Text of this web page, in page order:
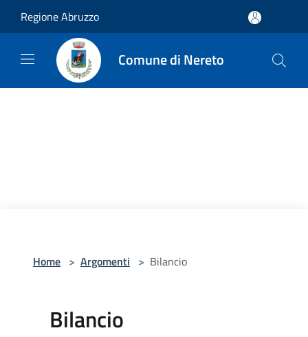
Regione Abruzzo
Comune di Nereto
Home > Argomenti > Bilancio
Bilancio